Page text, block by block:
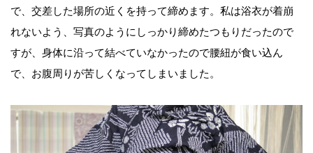
で、交差した場所の近くを持って締めます。私は浴衣が着崩
れないよう、写真のようにしっかり締めたつもりだったので
すが、身体に沿って結べていなかったので腰紐が食い込ん
で、お腹周りが苦しくなってしまいました。